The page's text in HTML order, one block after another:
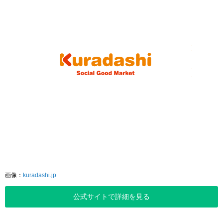
画像： kuradashi.jp
公式サイトで詳細を見る